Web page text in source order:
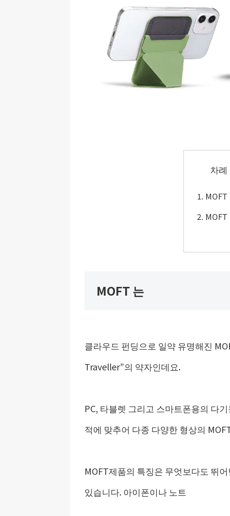
차례
MOFT
MOFT
MOFT 는
클라우드 펀딩으로 일약 유명해진
Traveller”의 약자인데요.
PC, 타블렛 그리고 스마트폰용의 다
적에 맞추어 다종 다양한 형상의
MOFT제품의 특징은 무엇보다도 뛰
있습니다. 아이폰이나 노트